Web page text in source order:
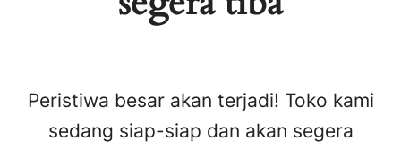
Peristiwa besar akan terjadi! Toko kami
sedang siap-siap dan akan segera